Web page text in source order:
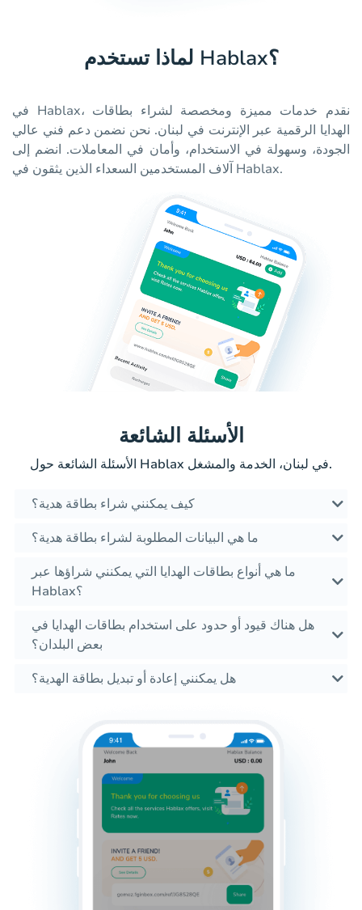
لماذا تستخدم Hablax؟
في Hablax، نقدم خدمات مميزة ومخصصة لشراء بطاقات
الهدايا الرقمية عبر الإنترنت في لبنان. نحن نضمن دعم فني عالي
الجودة، وسهولة في الاستخدام، وأمان في المعاملات. انضم إلى
آلاف المستخدمين السعداء الذين يثقون في Hablax.
الأسئلة الشائعة
الأسئلة الشائعة حول Hablax في لبنان، الخدمة والمشغل.
كيف يمكنني شراء بطاقة هدية؟
ما هي البيانات المطلوبة لشراء بطاقة هدية؟
ما هي أنواع بطاقات الهدايا التي يمكنني شراؤها عبر
Hablax؟
هل هناك قيود أو حدود على استخدام بطاقات الهدايا في
بعض البلدان؟
هل يمكنني إعادة أو تبديل بطاقة الهدية؟